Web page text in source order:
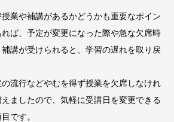
業や補講があるかどうかも重要なポイン
れば、予定が変更になった際や急な欠席時
講が受けられると、学習の遅れを取り戻
流行などやむを得ず授業を欠席しなけれ
ましたので、気軽に受講日を変更できる
です。